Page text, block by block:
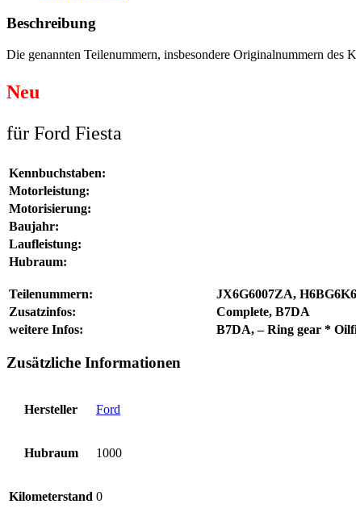
Beschreibung
Die genannten Teilenummern, insbesondere Originalnummern
Neu
für Ford Fiesta
Kennbuchstaben:
Motorleistung:
Motorisierung:
Baujahr:
Laufleistung:
Hubraum:
Teilenummern:
JX6G6007ZA,
Zusatzinfos:
Complete, B7DA
weitere Infos:
B7DA, – Ring gear *
Zusätzliche Informationen
Hersteller Ford
Hubraum 1000
Kilometerstand 0